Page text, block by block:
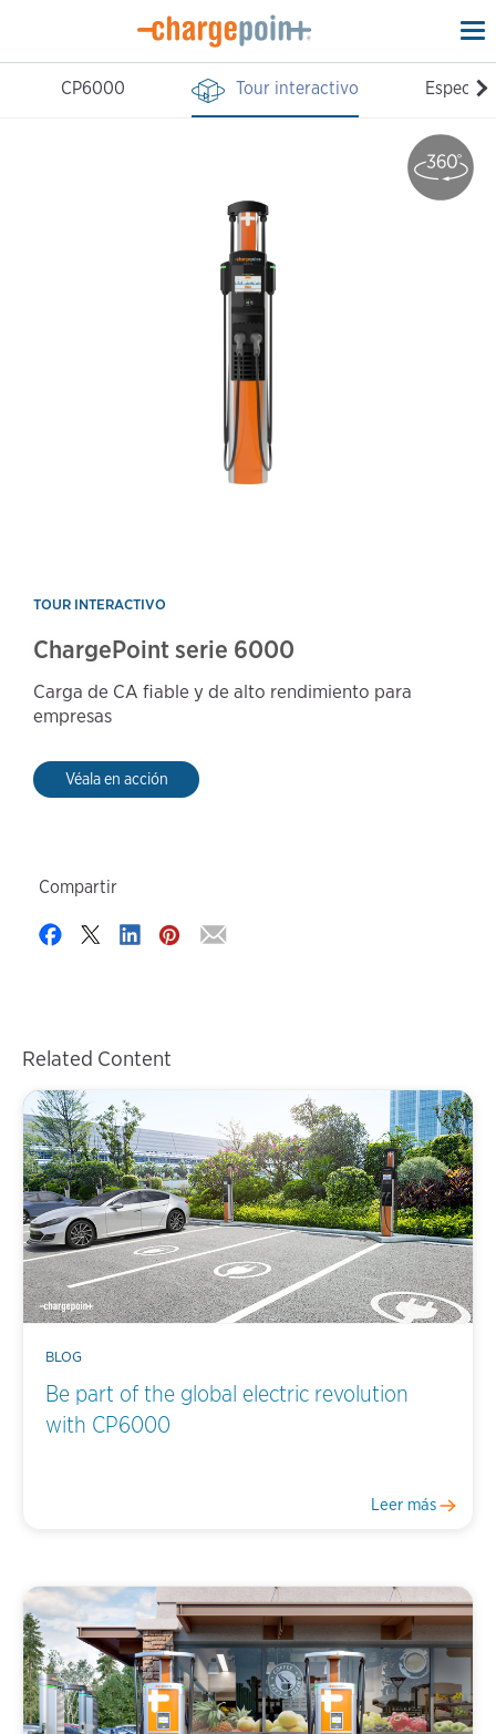
CP6000
Tour interactivo
TOUR INTERACTIVO
ChargePoint serie 6000
Carga de CA fiable y de alto rendimiento para
empresas
Véala en acción
Compartir
Related Content
BLOG
Be part of the global electric revolution
with CP6000
Leer más